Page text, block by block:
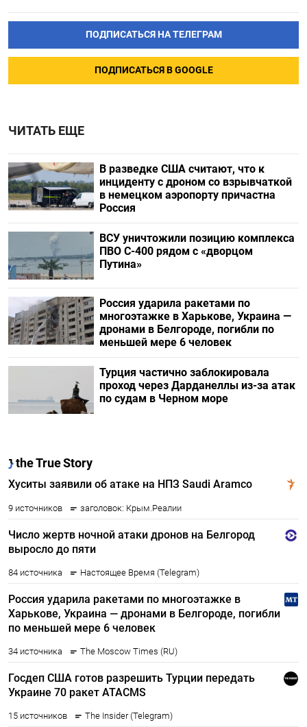
ПОДПИСАТЬСЯ НА ТЕЛЕГРАМ
ПОДПИСАТЬСЯ В GOOGLE
ЧИТАТЬ ЕЩЕ
В разведке США считают, что к
инциденту с дроном со взрывчаткой
в немецком аэропорту причастна
Россия
ВСУ уничтожили позицию комплекса
ПВО С-400 рядом с «дворцом
Путина»
Россия ударила ракетами по
многоэтажке в Харькове, Украина —
дронами в Белгороде, погибли по
меньшей мере 6 человек
Турция частично заблокировала
проход через Дарданеллы из-за атак
по судам в Черном море